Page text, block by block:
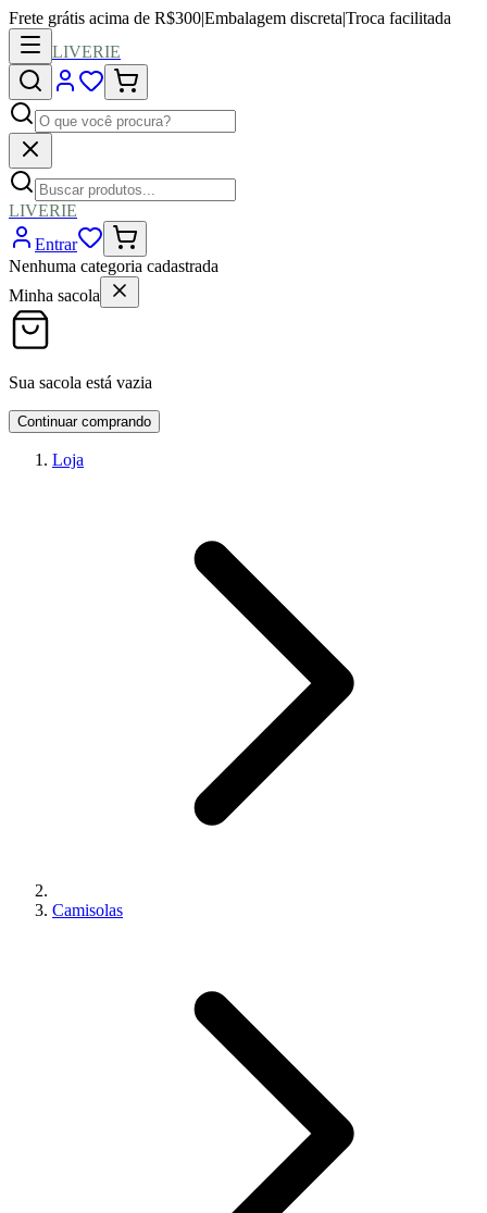
Frete grátis acima de R$300|Embalagem discreta|Troca facilitada
LIVERIE
LIVERIE
Entrar
Nenhuma categoria cadastrada
Minha sacola
Sua sacola está vazia
Continuar comprando
Loja
Camisolas